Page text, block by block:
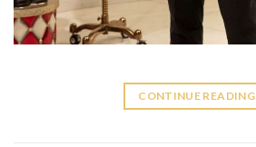
CONTINUE READING